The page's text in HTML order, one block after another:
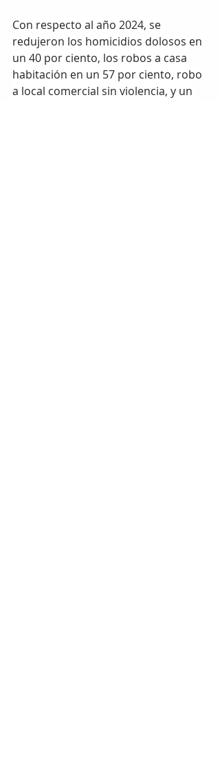
Con respecto al año 2024, se
redujeron los homicidios dolosos en
un 40 por ciento, los robos a casa
habitación en un 57 por ciento, robo
a local comercial sin violencia, y un